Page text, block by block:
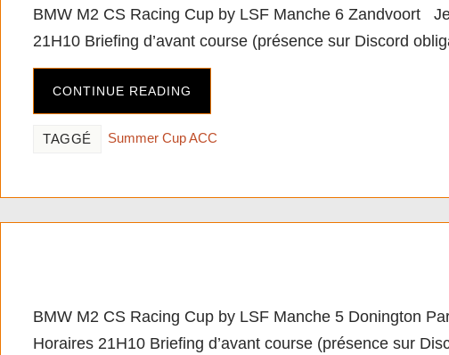
BMW M2 CS Racing Cup by LSF Manche 6
21H10 Briefing d’avant course (présence sur Discord
CONTINUE READING
TAGGÉ Summer Cup ACC
BMW M2 CS Racing Cup by LSF Manche 5
Horaires 21H10 Briefing d’avant course (présence sur